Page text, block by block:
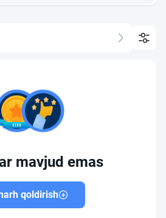
mavjud emas
qoldirish